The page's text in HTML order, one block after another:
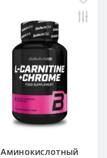
Аминокислотный